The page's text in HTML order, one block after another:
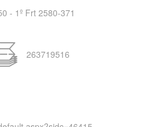
- 1º Frt 2580-371
263719516